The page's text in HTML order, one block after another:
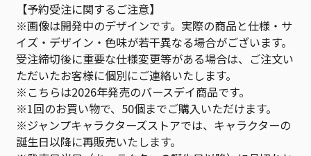
【予約受注に関するご注意】
※画像は開発中のデザインです。実際の商品と仕様・サ
イズ・デザイン・色味が若干異なる場合がございます。
受注締切後に重要な仕様変更等がある場合は、ご注文い
ただいたお客様に個別にご連絡いたします。
※こちらは2026年発売のバースデイ商品です。
※1回のお買い物で、50個までご購入いただけます。
※ジャンプキャラクターズストアでは、キャラクターの
誕生日以降に再販売いたします。